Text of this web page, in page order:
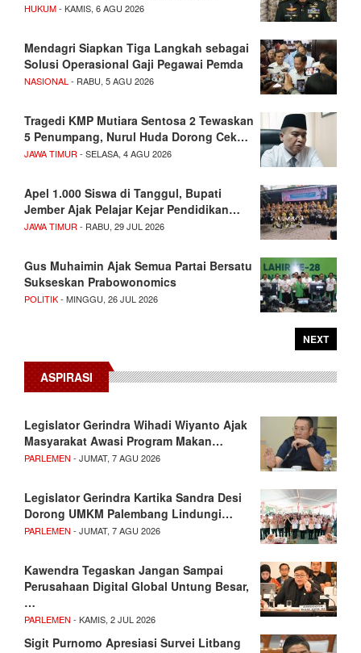
HUKUM- KAMIS, 6 AGU 2026
Mendagri Siapkan Tiga Langkah sebagai
Solusi Operasional Gaji Pegawai Pemda
NASIONAL - RABU, 5 AGU 2026
Tragedi KMP Mutiara Sentosa 2 Tewaskan
5 Penumpang, Nurul Huda Dorong Cek…
JAWA TIMUR - SELASA, 4 AGU 2026
Apel 1.000 Siswa di Tanggul, Bupati
Jember Ajak Pelajar Kejar Pendidikan…
JAWA TIMUR - RABU, 29 JUL 2026
Gus Muhaimin Ajak Semua Partai Bersatu
Sukseskan Prabowonomics
POLITIK- MINGGU, 26 JUL 2026
NEXT
ASPIRASI
Legislator Gerindra Wihadi Wiyanto Ajak
Masyarakat Awasi Program Makan…
PARLEMEN - JUMAT, 7 AGU 2026
Legislator Gerindra Kartika Sandra Desi
Dorong UMKM Palembang Lindungi…
PARLEMEN - JUMAT, 7 AGU 2026
Kawendra Tegaskan Jangan Sampai
Perusahaan Digital Global Untung Besar,
…
PARLEMEN - KAMIS, 2 JUL 2026
Sigit Purnomo Apresiasi Survei Litbang